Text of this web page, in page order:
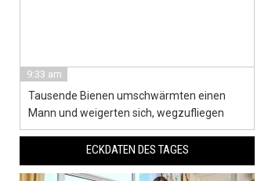
9:33 am
Tausende Bienen umschwärmten einen
Mann und weigerten sich, wegzufliegen
ECKDATEN DES TAGES